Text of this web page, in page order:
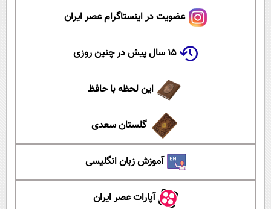
عضویت در اینستاگرام عصر ایران
۱۵ سال پیش در چنین روزی
این لحظه با حافظ
گلستان سعدی
آموزش زبان انگلیسی
آپارات عصر ایران